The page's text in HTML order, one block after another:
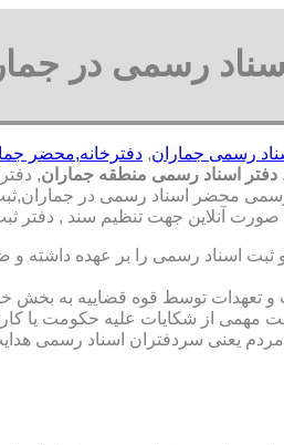
رسمی در
رسمی جماران, دفترخانه,محضر
, دفتر اسناد رسمی منطقه جماران,
رسمی محضر اسناد رسمی در
آنلاین جهت تنظیم سند , دفتر
اسناد رسمی را بر عهده داشته و
و تعهدات توسط قوه قضاییه به
مهمی از شکایات علیه حکومت یا
یعنی سردفتران اسناد رسمی